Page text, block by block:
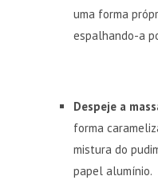
uma forma
espalhando-a
Despeje a
forma
mistura do
papel alumínio.